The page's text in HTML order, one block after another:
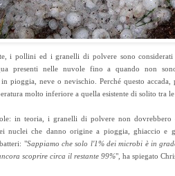
i pollini ed i granelli di polvere sono
presenti nelle nuvole fino a quando non
pioggia, neve o nevischio. Perché questo accada,
molto inferiore a quella esistente di solito tra le
in teoria, i granelli di polvere non dovrebbero
nuclei che danno origine a pioggia, ghiaccio e
"Sappiamo che solo l'1% dei microbi è in
scoprire circa il restante 99%", ha spiegato